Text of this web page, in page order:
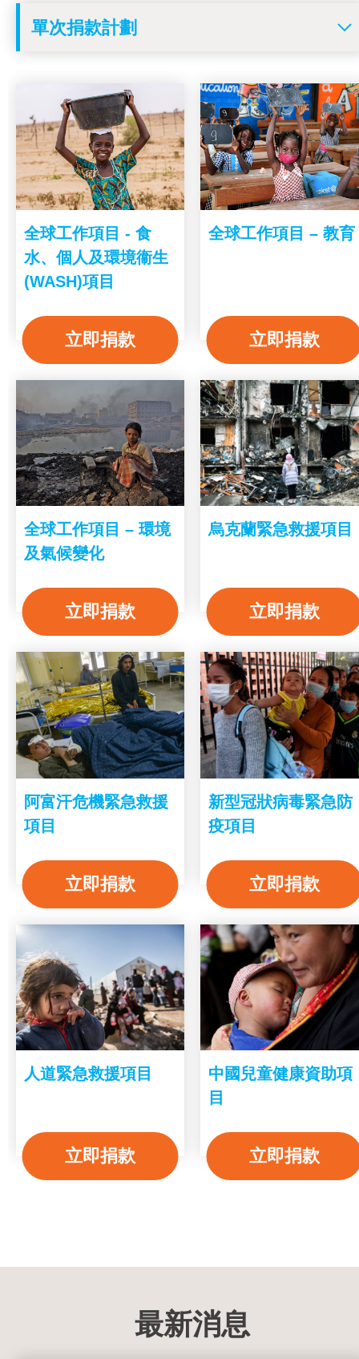
全球工作項目 - 食
水、個人及環境衞生
(WASH)項目
立即捐款
全球工作項目 – 教育
立即捐款
全球工作項目 – 環境
及氣候變化
立即捐款
烏克蘭緊急救援項目
立即捐款
阿富汗危機緊急救援
項目
立即捐款
新型冠狀病毒緊急防
疫項目
立即捐款
人道緊急救援項目
立即捐款
中國兒童健康資助項
目
立即捐款
最新消息